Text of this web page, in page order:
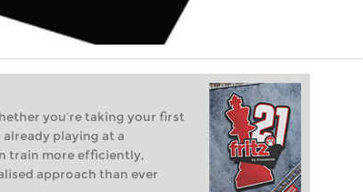
you’re taking your first
playing at a
train more efficiently,
approach than ever